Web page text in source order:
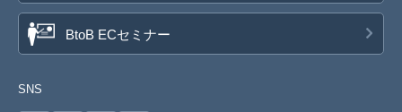
BtoB ECセミナー
SNS